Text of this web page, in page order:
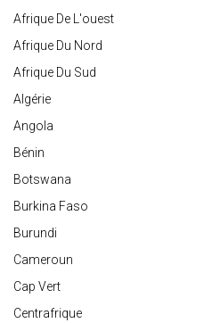
Afrique De L'ouest
Afrique Du Nord
Afrique Du Sud
Algérie
Angola
Bénin
Botswana
Burkina Faso
Burundi
Cameroun
Cap Vert
Centrafrique